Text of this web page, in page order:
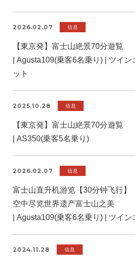
2026.02.07 信息
【東京発】富士山絶景70分遊覧
| Agusta109(乗客6名乗り) | ツイ
ット
2025.10.28 信息
【東京発】富士山絶景70分遊覧
| AS350(乗客5名乗り)
2026.02.07 信息
富士山直升机游览【30分钟飞行】
空中尽览世界遗产富士山之美
| Agusta109(乗客6名乗り) | ツイン
2024.11.28 信息